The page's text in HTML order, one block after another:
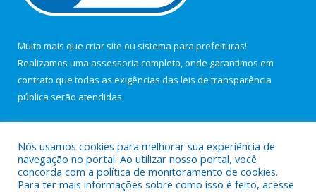
Muito mais que criar site ou sistema para prefeituras!
Realizamos uma assessoria completa, onde garantimos em
contrato que todas as exigências das leis de transparência
pública serão atendidas.
Nós usamos cookies para melhorar sua experiência de
navegação no portal. Ao utilizar nosso portal, você
concorda com a política de monitoramento de cookies.
Para ter mais informações sobre como isso é feito, acesse